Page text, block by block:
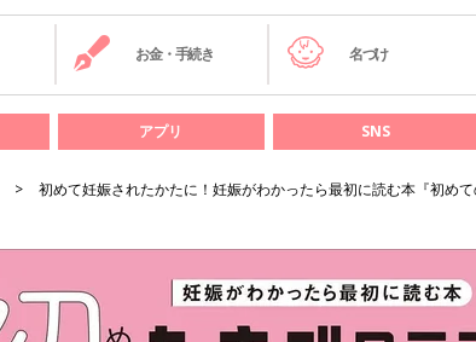
お金・手続き 名づけ
アプリ SNS
初めて妊娠されたかたに！妊娠がわかったら最初に読む本『初めて